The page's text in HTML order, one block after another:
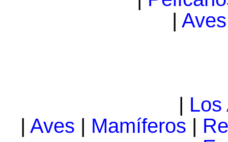
|
| Los
| Aves | Mamíferos |